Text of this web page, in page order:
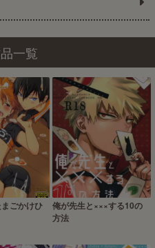
一覧
ごかけひ
俺が先生と×××する10の
方法